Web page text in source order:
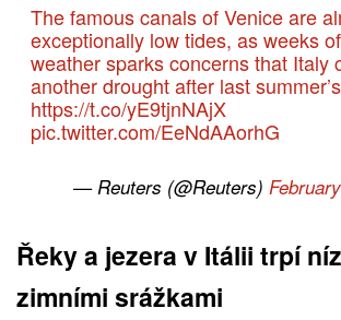
The famous canals of Venice are
exceptionally low tides, as weeks
weather sparks concerns that Italy
another drought after last
https://t.co/yE9tjnNAjX
pic.twitter.com/EeNdAAorhG
— Reuters (@Reuters)
Řeky a jezera v Itálii trpí
zimními srážkami